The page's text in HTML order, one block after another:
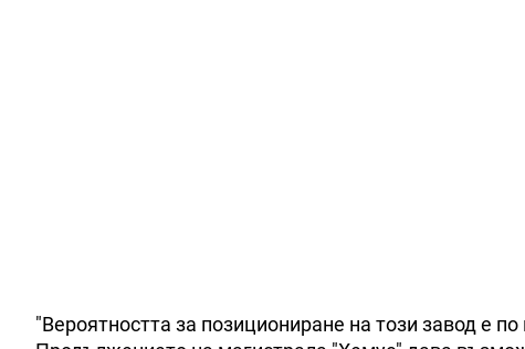
"Вероятността за позициониране на този завод е